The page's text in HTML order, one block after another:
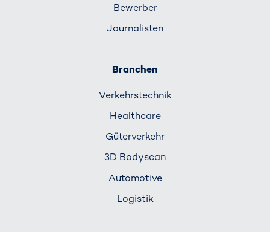
Bewerber
Journalisten
Branchen
Verkehrs­technik
Healthcare
Güterverkehr
3D Bodyscan
Automotive
Logistik